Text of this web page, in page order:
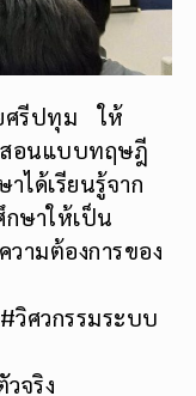
ศรีปทุม ให้
สอนแบบทฤษฎี
ด้เรียนรู้จาก
ษาให้เป็น
มต้องการของ
วิศวกรรมระบบ
จริง